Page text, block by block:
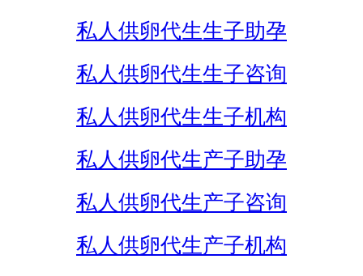
私人供卵代生生子助孕
私人供卵代生生子咨询
私人供卵代生生子机构
私人供卵代生产子助孕
私人供卵代生产子咨询
私人供卵代生产子机构